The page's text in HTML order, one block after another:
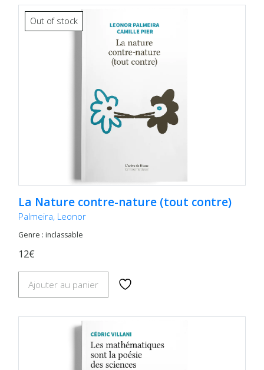
Out of stock
La Nature contre-nature (tout contre)
Palmeira, Leonor
Genre : inclassable
12€
Ajouter au panier